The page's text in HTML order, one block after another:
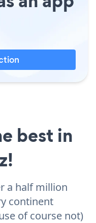
best in
a half million
continent
of course not)